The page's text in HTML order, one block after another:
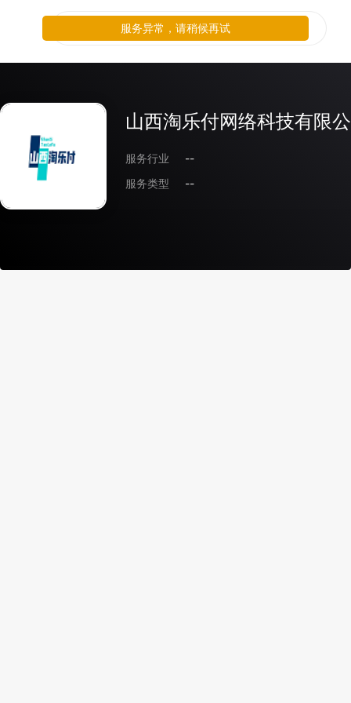
山西淘乐付网络科技有限
服务行业
--
服务类型
--
服务异常，请稍候再试